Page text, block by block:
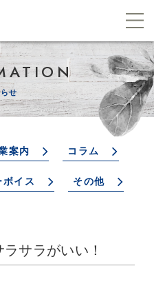
せ
案内 コラム
ボイス その他
サラがいい！